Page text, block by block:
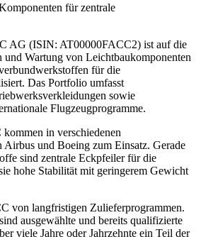
für zentrale
AG (ISIN: AT00000FACC2) ist auf die
Wartung von Leichtbaukomponenten
für die
Das Portfolio umfasst
sowie
Flugzeugprogramme.
in verschiedenen
und Boeing zum Einsatz. Gerade
sind zentrale Eckpfeiler für die
hohe Stabilität mit geringerem Gewicht
von langfristigen Zulieferprogrammen.
ausgewählte und bereits qualifizierte
viele Jahre oder Jahrzehnte ein Teil der